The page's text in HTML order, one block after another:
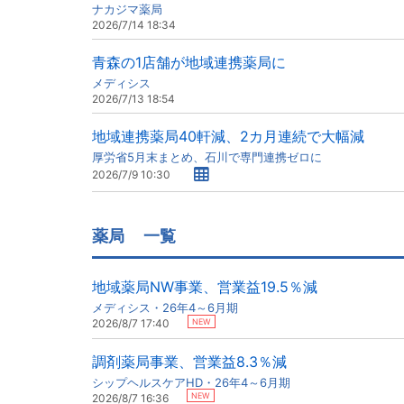
ナカジマ薬局
2026/7/14 18:34
青森の1店舗が地域連携薬局に
メディシス
2026/7/13 18:54
地域連携薬局40軒減、2カ月連続で大幅減
厚労省5月末まとめ、石川で専門連携ゼロに
2026/7/9 10:30
薬局 一覧
地域薬局NW事業、営業益19.5％減
メディシス・26年4～6月期
2026/8/7 17:40 NEW
調剤薬局事業、営業益8.3％減
シップヘルスケアHD・26年4～6月期
2026/8/7 16:36 NEW